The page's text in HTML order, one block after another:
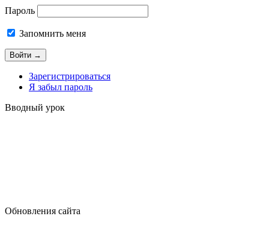
Пароль
Запомнить меня
Зарегистрироваться
Я забыл пароль
Вводный урок
Обновления сайта